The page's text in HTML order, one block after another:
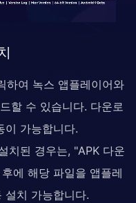
하여 녹스 앱플레이어와
할 수 있습니다. 다운로
이 가능합니다.
치된 경우는, "APK 다운
에 해당 파일을 앱플레
설치 가능합니다.